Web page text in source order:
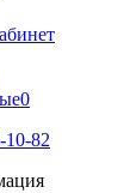
0
10-82